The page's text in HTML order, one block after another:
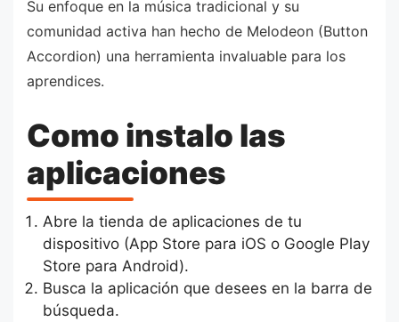
Su enfoque en la música tradicional y su
comunidad activa han hecho de Melodeon (Button
Accordion) una herramienta invaluable para los
aprendices.
Como instalo las
aplicaciones
Abre la tienda de aplicaciones de tu
dispositivo (App Store para iOS o Google Play
Store para Android).
Busca la aplicación que desees en la barra de
búsqueda.